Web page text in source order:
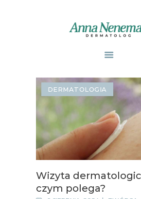
PUBLIKACJE
ZABIEGI
O MNIE
GABINETY
WPISY
KONTAKT
DERMATOLOGIA
Wizyta
czym polega?